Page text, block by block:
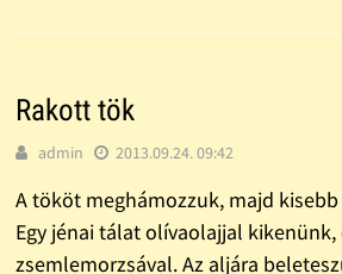
Rakott tök
admin 2013.09.24. 09:42
A tököt meghámozzuk, majd
Egy jénai tálat olívaolajjal
zsemlemorzsával. Az aljára